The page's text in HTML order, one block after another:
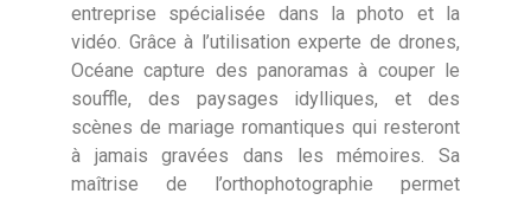
entreprise spécialisée dans la photo et la
vidéo. Grâce à l’utilisation experte de drones,
Océane capture des panoramas à couper le
souffle, des paysages idylliques, et des
scènes de mariage romantiques qui resteront
à jamais gravées dans les mémoires. Sa
maîtrise de l’orthophotographie permet